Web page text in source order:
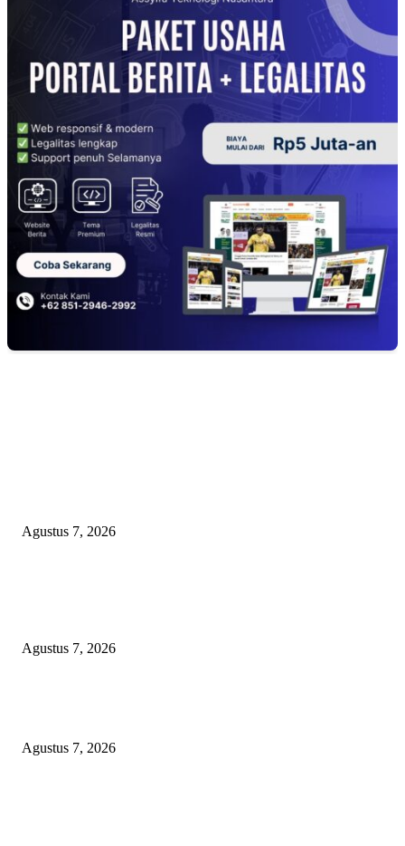
Agustus 7, 2026
Agustus 7, 2026
Agustus 7, 2026